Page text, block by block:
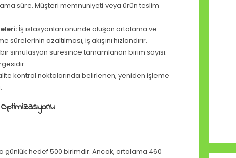
süre. Müşteri memnuniyeti veya ürün teslim
İş istasyonları önünde oluşan ortalama ve
azaltılması, iş akışını hızlandırır.
simülasyon süresince tamamlanan birim sayısı.
kontrol noktalarında belirlenen, yeniden işleme
günlük hedef 500 birimdir. Ancak, ortalama 460